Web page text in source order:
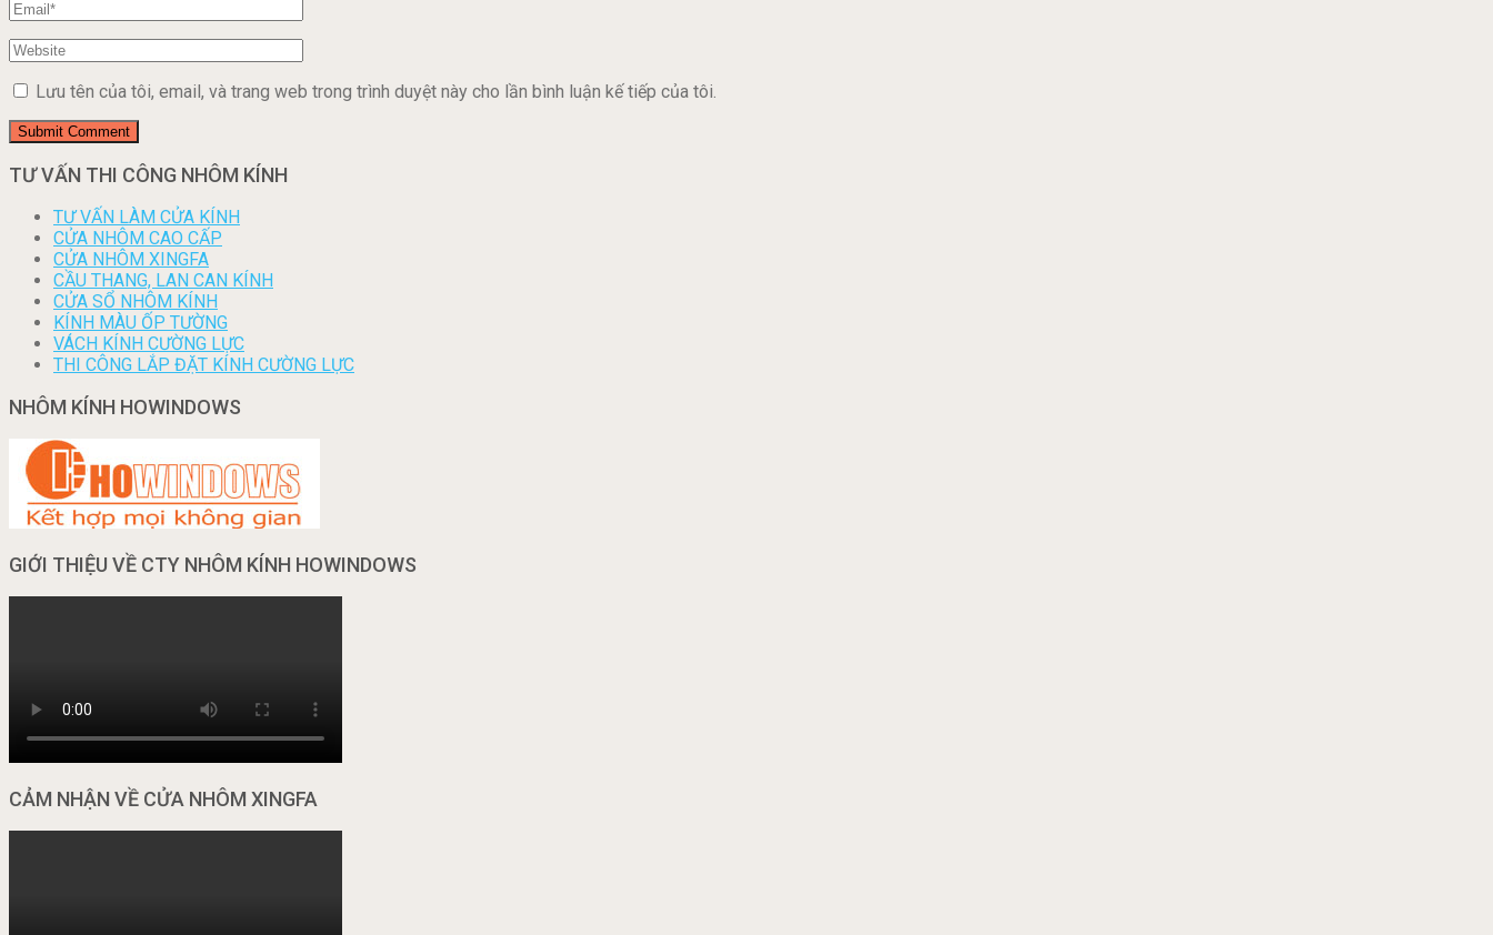
Lưu tên của tôi, email, và trang web trong trình duyệt này cho lần bình luận kế tiếp của tôi.
TƯ VẤN THI CÔNG NHÔM KÍNH
TƯ VẤN LÀM CỬA KÍNH
CỬA NHÔM CAO CẤP
CỬA NHÔM XINGFA
CẦU THANG, LAN CAN KÍNH
CỬA SỔ NHÔM KÍNH
KÍNH MÀU ỐP TƯỜNG
VÁCH KÍNH CƯỜNG LỰC
THI CÔNG LẮP ĐẶT KÍNH CƯỜNG LỰC
NHÔM KÍNH HOWINDOWS
GIỚI THIỆU VỀ CTY NHÔM KÍNH HOWINDOWS
CẢM NHẬN VỀ CỬA NHÔM XINGFA